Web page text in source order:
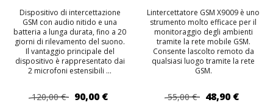
Dispositivo di intercettazione
GSM con audio nitido e una
batteria a lunga durata, fino a 20
giorni di rilevamento del suono.
Il vantaggio principale del
dispositivo è rappresentato dai
2 microfoni estensibili ...
120,00 € 90,00 €
Lintercettatore GSM X9009 è uno
strumento molto efficace per il
monitoraggio degli ambienti
tramite la rete mobile GSM.
Consente lascolto remoto da
qualsiasi luogo tramite la rete
GSM.
55,00 € 48,90 €